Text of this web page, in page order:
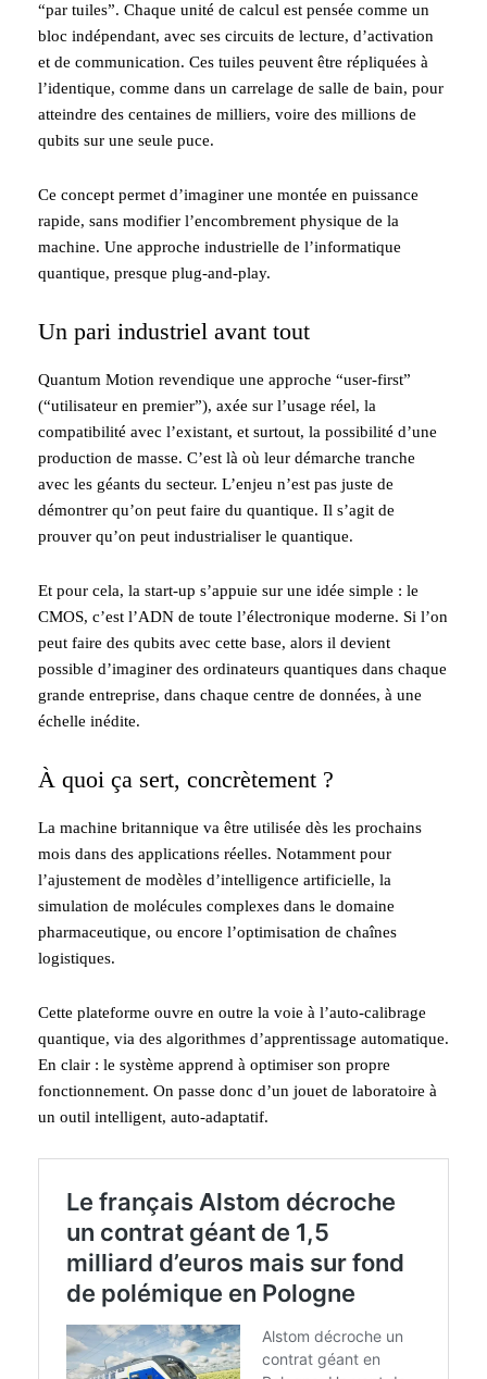
“par tuiles”. Chaque unité de calcul est pensée comme un
bloc indépendant, avec ses circuits de lecture, d’activation
et de communication. Ces tuiles peuvent être répliquées à
l’identique, comme dans un carrelage de salle de bain, pour
atteindre des centaines de milliers, voire des millions de
qubits sur une seule puce.
Ce concept permet d’imaginer une montée en puissance
rapide, sans modifier l’encombrement physique de la
machine. Une approche industrielle de l’informatique
quantique, presque plug-and-play.
Un pari industriel avant tout
Quantum Motion revendique une approche “user-first”
(“utilisateur en premier”), axée sur l’usage réel, la
compatibilité avec l’existant, et surtout, la possibilité d’une
production de masse. C’est là où leur démarche tranche
avec les géants du secteur. L’enjeu n’est pas juste de
démontrer qu’on peut faire du quantique. Il s’agit de
prouver qu’on peut industrialiser le quantique.
Et pour cela, la start-up s’appuie sur une idée simple : le
CMOS, c’est l’ADN de toute l’électronique moderne. Si l’on
peut faire des qubits avec cette base, alors il devient
possible d’imaginer des ordinateurs quantiques dans chaque
grande entreprise, dans chaque centre de données, à une
échelle inédite.
À quoi ça sert, concrètement ?
La machine britannique va être utilisée dès les prochains
mois dans des applications réelles. Notamment pour
l’ajustement de modèles d’intelligence artificielle, la
simulation de molécules complexes dans le domaine
pharmaceutique, ou encore l’optimisation de chaînes
logistiques.
Cette plateforme ouvre en outre la voie à l’auto-calibrage
quantique, via des algorithmes d’apprentissage automatique.
En clair : le système apprend à optimiser son propre
fonctionnement. On passe donc d’un jouet de laboratoire à
un outil intelligent, auto-adaptatif.